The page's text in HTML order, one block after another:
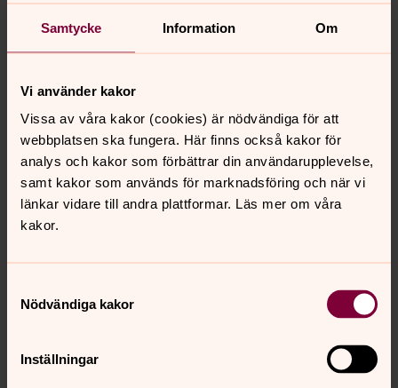
Samtycke Information Om
Vi använder kakor
Vissa av våra kakor (cookies) är nödvändiga för att
webbplatsen ska fungera. Här finns också kakor för
analys och kakor som förbättrar din användarupplevelse,
samt kakor som används för marknadsföring och när vi
länkar vidare till andra plattformar. Läs mer om våra
kakor.
Nödvändiga kakor
Inställningar
domkyrkan möjlig.
information om när det är gudstjänst, vigsel,
018-430 36 30för att få information om
tillgängligheten till domkyrkan. För mer allmänna
frågor ring Svenska kyrkan Uppsalas växel018 -
430 35 00.
Avvikande öppettider
kl. 08.00-12.00.
Under sommaren finns möjlighet till drop in-samtal